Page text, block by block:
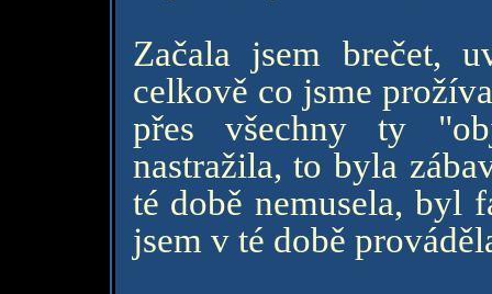
Začala jsem brečet,
celkově co jsme
přes všechny ty
nastražila, to byla
té době nemusela, byl
jsem v té době